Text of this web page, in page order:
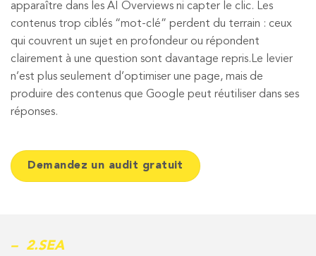
apparaître dans les AI Overviews ni capter le clic. Les
contenus trop ciblés “mot-clé” perdent du terrain : ceux
qui couvrent un sujet en profondeur ou répondent
clairement à une question sont davantage repris.Le levier
n’est plus seulement d’optimiser une page, mais de
produire des contenus que Google peut réutiliser dans ses
réponses.
Demandez un audit gratuit
– 2.SEA